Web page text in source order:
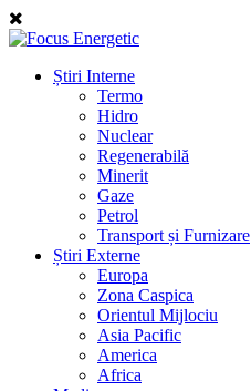
Știri Interne
Termo
Hidro
Nuclear
Regenerabilă
Minerit
Gaze
Petrol
Transport și Furnizare
Știri Externe
Europa
Zona Caspica
Orientul Mijlociu
Asia Pacific
America
Africa